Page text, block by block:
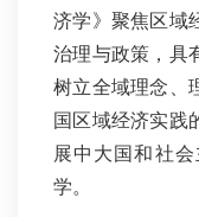
济学》聚焦区域
治理与政策，具
树立全域理念、
国区域经济实践
展中大国和社
学。